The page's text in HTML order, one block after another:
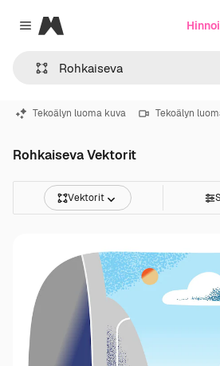
Close menu
Magnific
Tekoälyn luoma kuva Tekoälyn
Rohkaiseva Vektorit
Vektorit